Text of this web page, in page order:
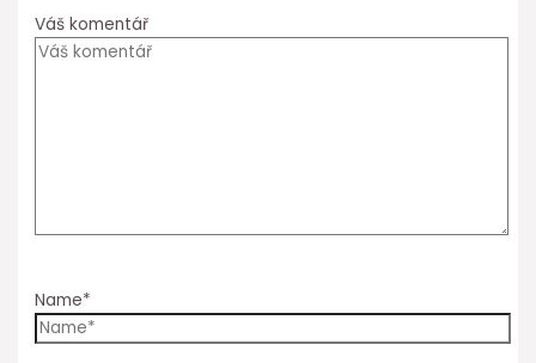
Váš komentář
Name*